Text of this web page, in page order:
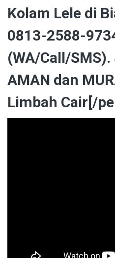
Kolam Lele di
0813-2588-
(WA/Call/SMS).
AMAN dan
Limbah Cair[/